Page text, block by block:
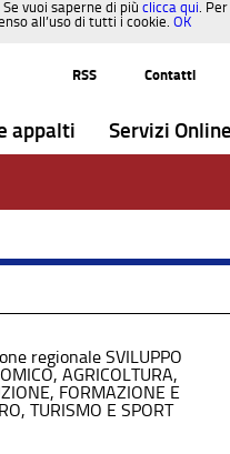
vuoi saperne di più clicca qui.
all’uso di tutti i cookie. OK
RSS Contatti
appalti Servizi Online
regionale SVILUPPO
AGRICOLTURA,
FORMAZIONE E
TURISMO E SPORT